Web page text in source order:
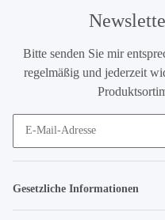
Bitte senden Sie mir
regelmäßig und jederzeit
Gesetzliche Informationen